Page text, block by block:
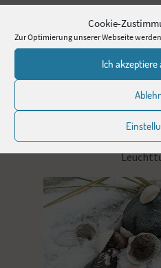
Cookie-
Zur Optimierung unserer Webseite
Ich akzeptiere